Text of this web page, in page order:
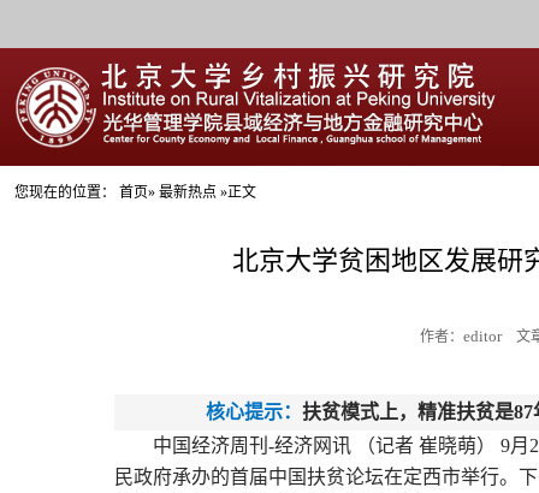
您现在的位置： 首页» 最新热点 »正文
北京大学贫困地区发展研
作者： editor文章
核心提示：扶贫模式上，精准扶贫是87
中国经济周刊-经济网讯 （记者 崔晓萌） 9
民政府承办的首届中国扶贫论坛在定西市举行。